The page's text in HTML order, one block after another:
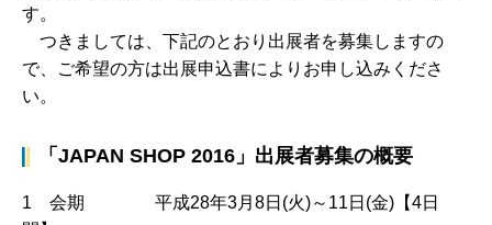
す。
つきましては、下記のとおり出展者を募集しますの
で、ご希望の方は出展申込書によりお申し込みくださ
い。
「JAPAN SHOP 2016」出展者募集の概要
1 会期 平成28年3月8日(火)～11日(金)【4日